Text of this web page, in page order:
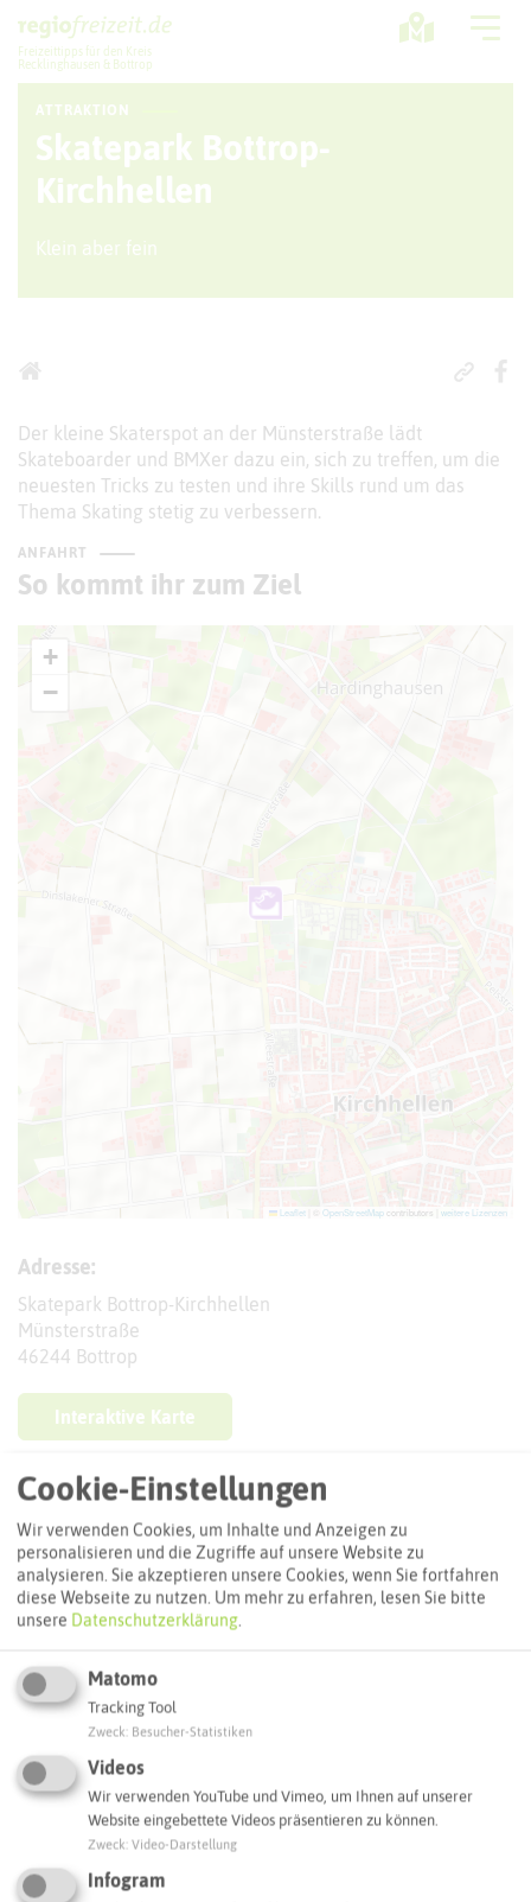
Freizeittipps für den Kreis
Recklinghausen & Bottrop
Sport + Bewegung
Freizeitregion
ATTRAKTION
Skatepark Bottrop-
Kirchhellen
Klein aber fein
Der kleine Skaterspot an der Münsterstraße lädt
Skateboarder und BMXer dazu ein, sich zu treffen, um die
neuesten Tricks zu testen und ihre Skills rund um das
Thema Skating stetig zu verbessern.
ANFAHRT
So kommt ihr zum Ziel
+
−
Leaflet OpenStreetMapcontributors | weitere Lizenzen
Adresse:
Skatepark Bottrop-Kirchhellen
Münsterstraße
46244 Bottrop
Interaktive Karte
Routenplanung zum Ziel:
ÖPNV-Route finden
ATTRAKTIONEN IN DER UMGEBUNG
Was ihr hier noch erleben könnt
BOTTROP
Cookie-Einstellungen
Wir verwenden Cookies, um Inhalte und Anzeigen zu
personalisieren und die Zugriffe auf unsere Website zu
analysieren. Sie akzeptieren unsere Cookies, wenn Sie fortfahren
diese Webseite zu nutzen. Um mehr zu erfahren, lesen Sie bitte
unsere Datenschutzerklärung.
Matomo
Tracking Tool
Zweck Besucher-Statistiken
Videos
Wir verwenden YouTube und Vimeo, um Ihnen auf unserer
Website eingebettete Videos präsentieren zu können.
Zweck Video-Darstellung
Infogram